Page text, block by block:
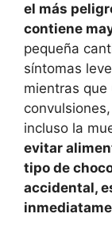
el más
contiene
pequeña
síntomas
mientras
incluso la
evitar
tipo de
accidental,